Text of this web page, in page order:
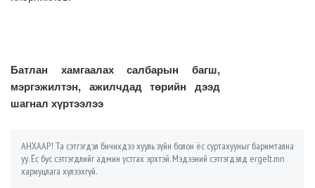
Батлан хамгаалах салбарын багш,
мэргэжилтэн, ажилчдад төрийн дээд
шагнал хүртээлээ
АНХААР! Та сэтгэгдэл бичихдээ хууль зүйн болон ёс суртахууныг баримтална
уу. Ёс бус сэтгэгдлийг админ устгах эрхтэй. Мэдээний сэтгэгдэлд ergelt.mn
хариуцлага хүлээхгүй.